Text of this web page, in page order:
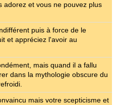
adorez et vous ne pouvez plus
puis à force de le
et appréciez l'avoir au
mais quand il a fallu
dans la mythologie obscure du
mais votre scepticisme et